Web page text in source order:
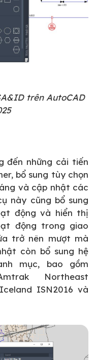
trên AutoCAD
đến những cải tiến
bổ sung tùy chọn
và cập nhật các
này cũng bổ sung
động và hiển thị
động trong giao
trở nên mượt mà
còn bổ sung hệ
mục, bao gồm
Northeast
ISN2016 và